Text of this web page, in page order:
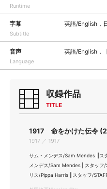
Runtime
字幕
Subtitle
英語/English，
音声
Language
英語/English，
収録作品
TITLE
1917 命をかけた伝令
1917 ／ 1917
サム・メンデス/Sam Mendes ||ス
メンデス/Sam Mendes ||スタッ
リス/Pippa Harris ||スタッフ/